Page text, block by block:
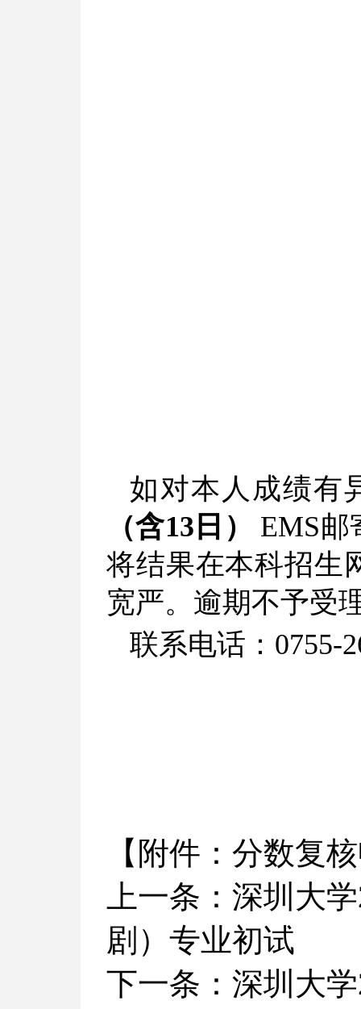
如对本人成绩有
（含13日 ）
EMS
将结果在本科招生
宽严。逾期不予受
联系电话： 0755-
【 附件：分数复
上一条： 深圳大
剧）专业初试
下一条： 深圳大